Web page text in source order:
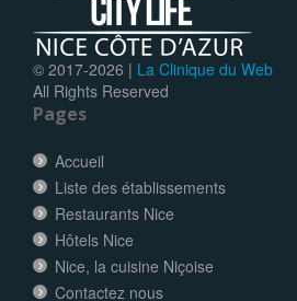
© 2017-2026 | La Clinique du Web
All Rights Reserved
Pages
Accueil
Liste des établissements
Restaurants Nice
Hôtels Nice
Nice, la cuisine Niçoise
Contactez nous